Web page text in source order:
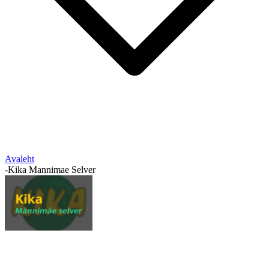
Avaleht
-Kika Mannimae Selver